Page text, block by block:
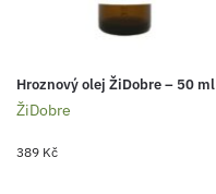
Hroznový olej ŽiDobre – 50 ml
ŽiDobre
389 Kč